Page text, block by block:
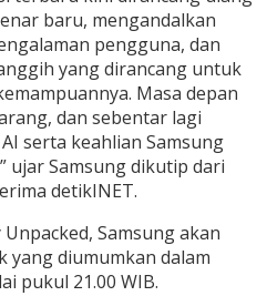
baru, mengandalkan
pengguna, dan
yang dirancang untuk
Masa depan
dan sebentar lagi
serta keahlian Samsung
ujar Samsung dikutip dari
detikINET.
Samsung akan
diumumkan dalam
pukul 21.00 WIB.